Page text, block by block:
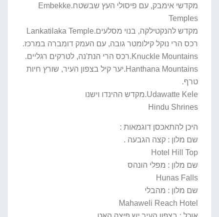
מקדשי אימבק, עם פיסולי העץ שבשטח.Embekke
Temples
מקדש להנקטילקה, בנוי מסלעים.Lankatilaka Temple
רכס הרי נוקל קילומטר גובה, עם העמק דומברה במרכז.
Knuckle Mountains.רכס הרי הנת'נה, לטרקים רגליים.
Hanthana Mountains.יער קיל בצפון העיר, שורץ חיות
טרף.
Udawatte Kele.מקדש ההינדו וישנו
Hindu Shrines
היכן להתאכסן דוגמאות :
שם מלון : קצה הגבעה .
Hotel Hill Top
שם מלון : מפלי הונהס
Hunas Falls
שם מלון : מהבלי
Mahaweli Reach Hotel